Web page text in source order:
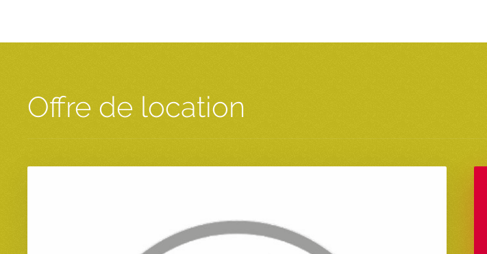
Offre de location